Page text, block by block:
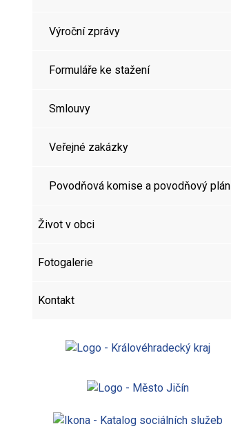
Výroční zprávy
Formuláře ke stažení
Smlouvy
Veřejné zakázky
Povodňová komise a povodňový plán
Život v obci
Fotogalerie
Kontakt